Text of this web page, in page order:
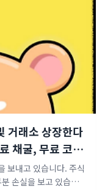
거래소 상장한다
채굴, 무료 코인
보내고 있습니다. 주식
손실을 보고 있습니